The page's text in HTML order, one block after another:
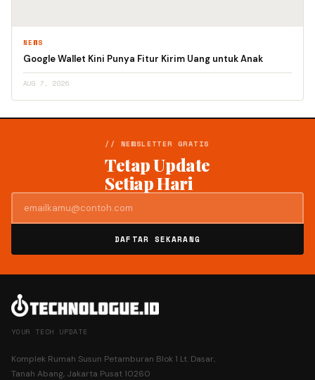
NEWS
Google Wallet Kini Punya Fitur Kirim Uang untuk Anak
AUG 7, 2026
// NEWSLETTER GRATIS
Tetap Update
Setiap Hari
DAFTAR SEKARANG
YOUR TECH UPDATE
Komplek Rumah Susun Petamburan Blok 1 Lt. Dasar,
Tanah Abang, Jakarta Pusat 10260